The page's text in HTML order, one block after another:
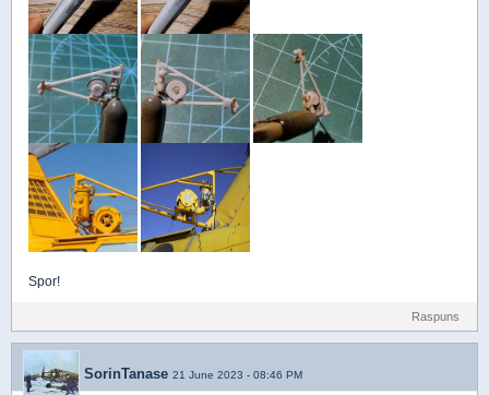
Spor!
Raspuns
SorinTanase 21 June 2023 - 08:46 PM